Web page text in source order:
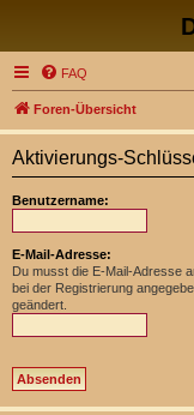
FAQ
Foren-Übersicht
Aktivierungs-
Benutzername:
E-Mail-Adresse:
Du musst die E-Mail-Adresse
bei der Registrierung
geändert.